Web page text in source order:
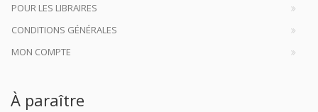
POUR LES LIBRAIRES
CONDITIONS GÉNÉRALES
MON COMPTE
À paraître